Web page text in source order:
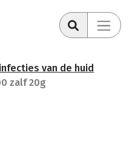
infecties van de huid
zalf 20g